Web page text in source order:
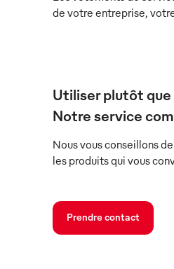
de votre entreprise,
Utiliser plutôt que
Notre service
Nous vous conseillons
les produits qui vous
Prendre contact